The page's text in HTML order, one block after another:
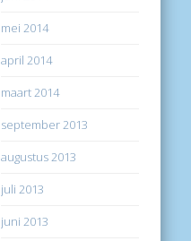
mei 2014
april 2014
maart 2014
september 2013
augustus 2013
juli 2013
juni 2013